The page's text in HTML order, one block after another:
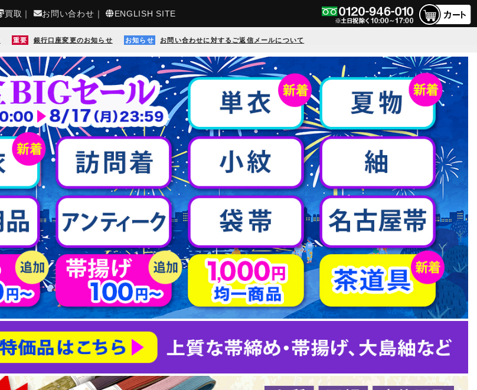
買取 ｜ お問い合わせ ｜ ENGLISH SITE
重要 銀行口座変更のお知らせ お知らせ お問い合わせに対するご返信メールについて